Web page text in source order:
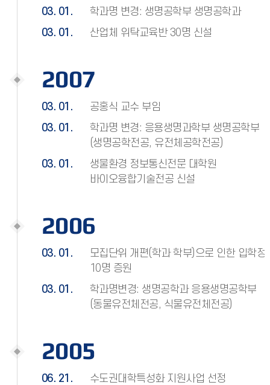
03. 01.
학과명 변경: 생명공학부 생명공학과
03. 01.
산업체 위탁교육반 30명 신설
2007
03. 01.
공홍식 교수 부임
03. 01.
학과명 변경: 응용생명과학부 생명공학부
(생명공학전공, 유전체공학전공)
03. 01.
생물환경 정보통신전문 대학원
바이오융합기술전공 신설
2006
03. 01.
모집단위 개편(학과 학부)으로 인한 입학정
10명 증원
03. 01.
학과명변경: 생명공학과 응용생명공학부
(동물유전체전공, 식물유전체전공)
2005
06. 21. 수도권대학특성화 지원사업 선정